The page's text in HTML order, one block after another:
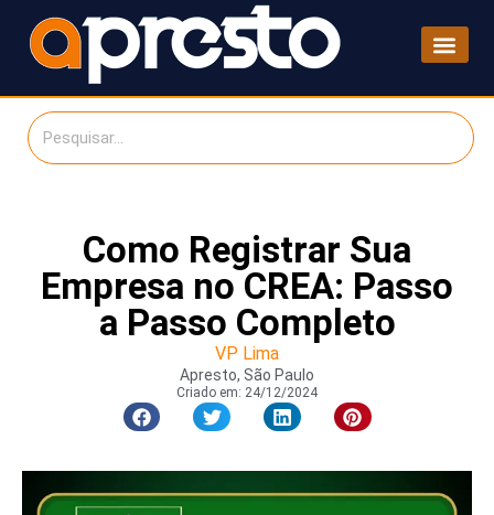
Como Registrar Sua
Empresa no CREA: Passo
a Passo Completo
VP Lima
Apresto, São Paulo
Criado em: 24/12/2024